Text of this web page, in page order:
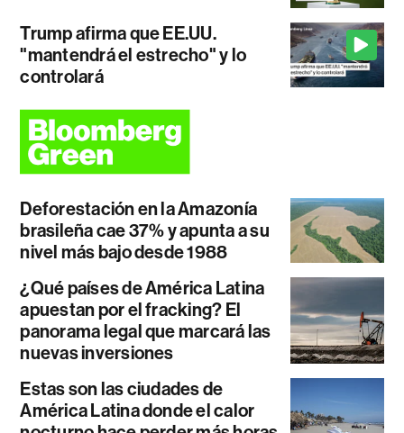
Trump afirma que EE.UU.
"mantendrá el estrecho" y lo
controlará
Deforestación en la Amazonía
brasileña cae 37% y apunta a su
nivel más bajo desde 1988
¿Qué países de América Latina
apuestan por el fracking? El
panorama legal que marcará las
nuevas inversiones
Estas son las ciudades de
América Latina donde el calor